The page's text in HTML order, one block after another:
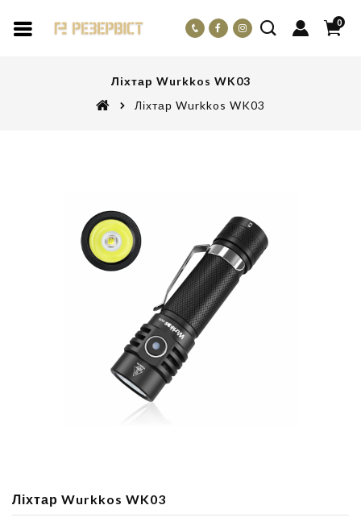
0
Ліхтар Wurkkos WK03
Ліхтар Wurkkos WK03
Ліхтар Wurkkos WK03